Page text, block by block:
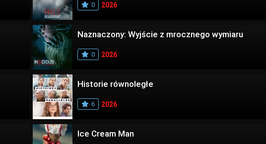
0 2026
Naznaczony: Wyjście z mrocznego wymiaru
0 2026
Historie równoległe
6 2026
Ice Cream Man